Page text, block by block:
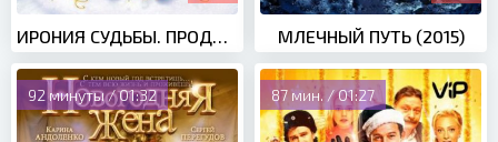
ИРОНИЯ СУДЬБЫ. ПРОДОЛЖЕНИЕ (2007) МЛЕЧНЫЙ ПУТЬ (2015)
92 минуты / 01:32 87 мин. / 01:27